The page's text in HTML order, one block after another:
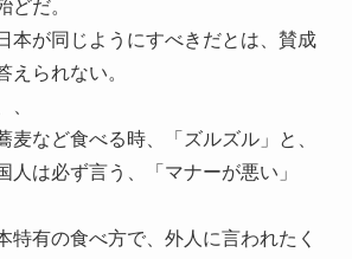
どだ。
本が同じようにすべきだとは、賛成
えられない。
、
麦など食べる時、「ズルズル」と、
人は必ず言う、「マナーが悪い」
特有の食べ方で、外人に言われたく